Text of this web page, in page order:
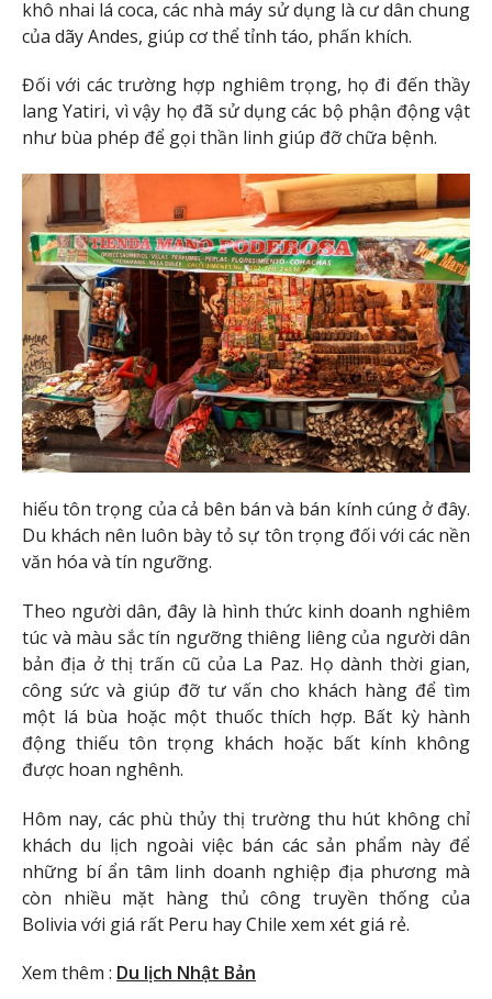
khô nhai lá coca, các nhà máy sử dụng là cư dân chung
của dãy Andes, giúp cơ thể tỉnh táo, phấn khích.
Đối với các trường hợp nghiêm trọng, họ đi đến thầy
lang Yatiri, vì vậy họ đã sử dụng các bộ phận động vật
như bùa phép để gọi thần linh giúp đỡ chữa bệnh.
hiếu tôn trọng của cả bên bán và bán kính cúng ở đây.
Du khách nên luôn bày tỏ sự tôn trọng đối với các nền
văn hóa và tín ngưỡng.
Theo người dân, đây là hình thức kinh doanh nghiêm
túc và màu sắc tín ngưỡng thiêng liêng của người dân
bản địa ở thị trấn cũ của La Paz. Họ dành thời gian,
công sức và giúp đỡ tư vấn cho khách hàng để tìm
một lá bùa hoặc một thuốc thích hợp. Bất kỳ hành
động thiếu tôn trọng khách hoặc bất kính không
được hoan nghênh.
Hôm nay, các phù thủy thị trường thu hút không chỉ
khách du lịch ngoài việc bán các sản phẩm này để
những bí ẩn tâm linh doanh nghiệp địa phương mà
còn nhiều mặt hàng thủ công truyền thống của
Bolivia với giá rất Peru hay Chile xem xét giá rẻ.
Xem thêm : Du lịch Nhật Bản